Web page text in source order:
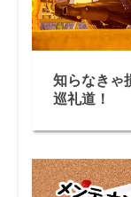
知らなきゃ
巡礼道！